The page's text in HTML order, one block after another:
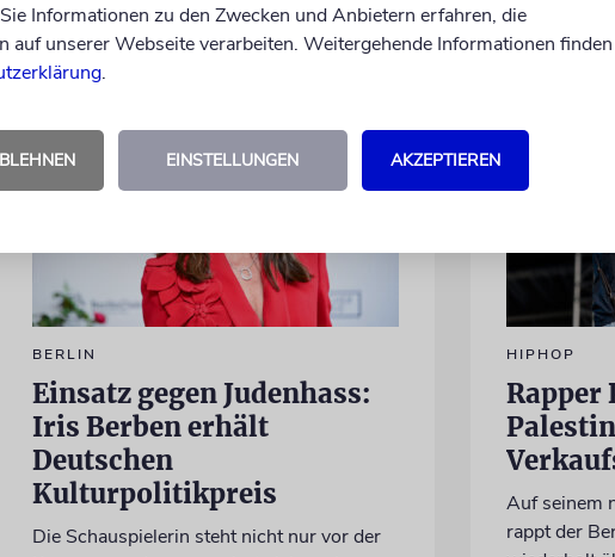
BERLIN
Einsatz gegen Judenhass:
Iris Berben erhält
Deutschen
Kulturpolitikpreis
Die Schauspielerin steht nicht nur vor der
HIPHOP
Rapper
Auf seinem
rappt der
Informationen zu den Zwecken und Anbietern erfahren, die
auf unserer Webseite verarbeiten. Weitergehende Informationen finden
.
EINSTELLUNGEN AKZEPTIEREN